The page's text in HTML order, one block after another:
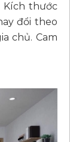
Kích thước
đổi theo
chủ. Cam